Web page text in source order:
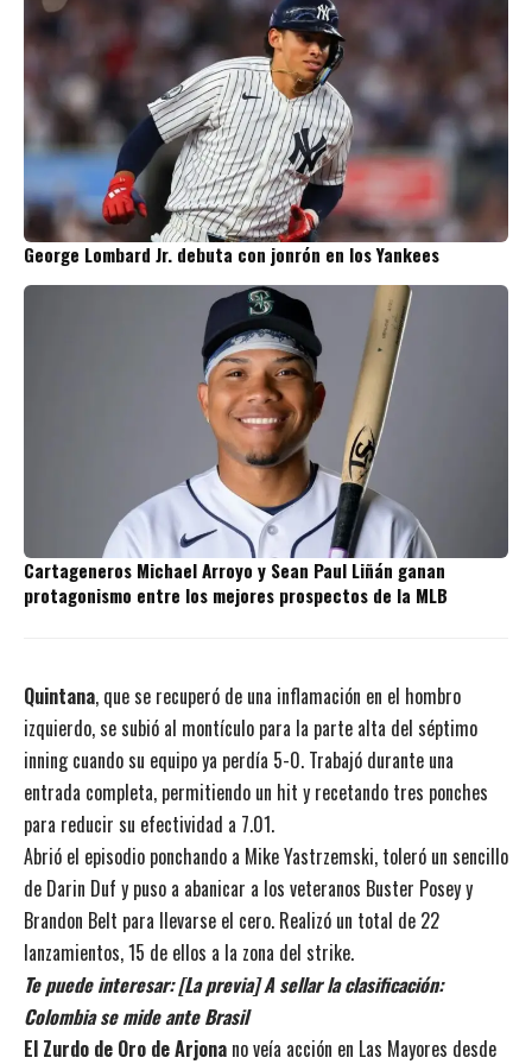
George Lombard Jr. debuta con jonrón en los Yankees
Cartageneros Michael Arroyo y Sean Paul Liñán ganan
protagonismo entre los mejores prospectos de la MLB
Quintana, que se recuperó de una inflamación en el hombro
izquierdo, se subió al montículo para la parte alta del séptimo
inning cuando su equipo ya perdía 5-0. Trabajó durante una
entrada completa, permitiendo un hit y recetando tres ponches
para reducir su efectividad a 7.01.
Abrió el episodio ponchando a Mike Yastrzemski, toleró un sencillo
de Darin Duf y puso a abanicar a los veteranos Buster Posey y
Brandon Belt para llevarse el cero. Realizó un total de 22
lanzamientos, 15 de ellos a la zona del strike.
Te puede interesar:[La previa] A sellar la clasificación:
Colombia se mide ante Brasil
El Zurdo de Oro de Arjona no veía acción en Las Mayores desde